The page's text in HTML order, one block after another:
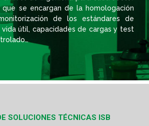
se encargan de la homologación
de los estándares de
útil, capacidades de cargas y test
SOLUCIONES TÉCNICAS ISB